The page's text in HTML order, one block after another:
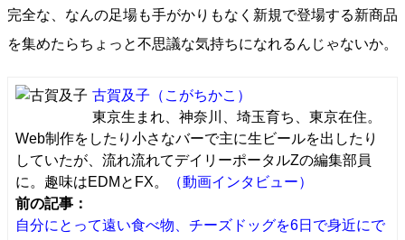
完全な、なんの足場も手がかりもなく新規で登場する新商品
を集めたらちょっと不思議な気持ちになれるんじゃないか。
古賀及子 （こがちかこ）
東京生まれ、神奈川、埼玉育ち、東京在住。
Web制作をしたり小さなバーで主に生ビールを出したり
していたが、流れ流れてデイリーポータルZの編集部員
に。趣味はEDMとFX。
（動画インタビュー）
前の記事：
自分にとって遠い食べ物、チーズドッグを6日で身近にで